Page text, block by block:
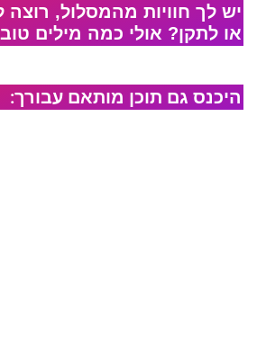
יש לך חוויות מהמסלול,
או לתקן? אולי כמה מילים
היכנס גם תוכן מותאם עבורך: